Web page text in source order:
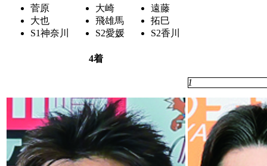
菅原
大也
S1神奈川
大崎
飛雄馬
S2愛媛
遠藤
拓巳
S2香川
4着
1